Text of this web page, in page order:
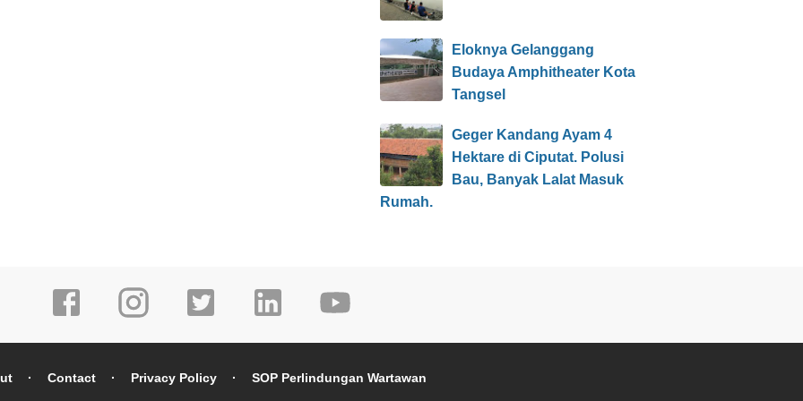
Eloknya Gelanggang
Budaya Amphitheater Kota
Tangsel
Geger Kandang Ayam 4
Hektare di Ciputat. Polusi
Bau, Banyak Lalat Masuk
Rumah.
Contact Privacy Policy SOP Perlindungan Wartawan